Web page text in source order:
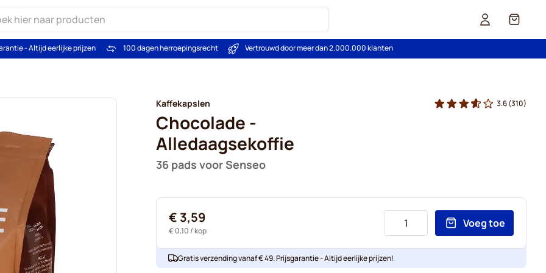
Cart
- Altijd eerlijke prijzen 100 dagen herroepingsrecht Vertrouwd door meer dan 2.000.000 klanten
Kaffekapslen
Chocolade -
Alledaagsekoffie
36 pads voor Senseo
3.6(310)
€ 3,59
€ 0,10 / kop
Voeg toe
Gratis verzending vanaf € 49. Prijsgarantie - Altijd eerlijke prijzen!